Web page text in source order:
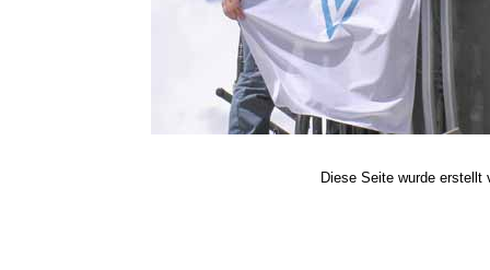
Diese Seite wurde erstellt